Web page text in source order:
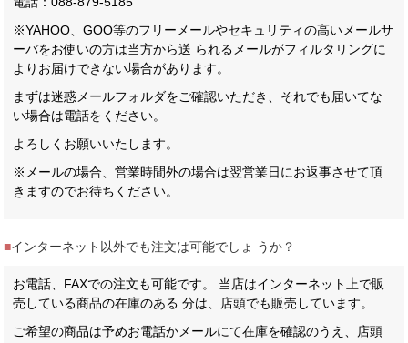
※YAHOO、GOO等のフリーメールやセキュリティの高いメールサ
ーバをお使いの方は当方から送 られるメールがフィルタリングに
よりお届けできない場合があります。
まずは迷惑メールフォルダをご確認いただき、それでも届いてな
い場合は電話をください。
よろしくお願いいたします。
※メールの場合、営業時間外の場合は翌営業日にお返事させて頂
きますのでお待ちください。
■インターネット以外でも注文は可能でしょ うか？
お電話、FAXでの注文も可能です。 当店はインターネット上で販
売している商品の在庫のある 分は、店頭でも販売しています。
ご希望の商品は予めお電話かメールにて在庫を確認のうえ、店頭